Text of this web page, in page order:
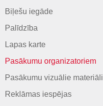
Biļešu iegāde
Palīdzība
Lapas karte
Pasākumu organizatoriem
Pasākumu vizuālie materiāli
Reklāmas iespējas